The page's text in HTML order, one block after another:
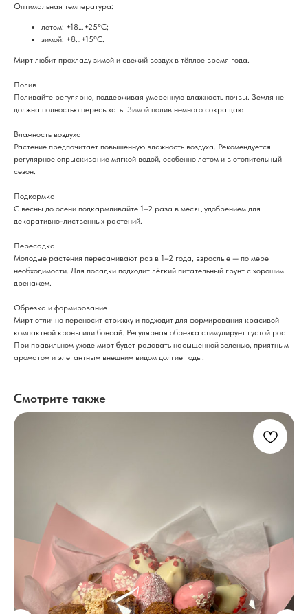
Оптимальная температура:
летом: +18…+25°C;
зимой: +8…+15°C.
Мирт любит прохладу зимой и свежий воздух в тёплое время года.
Полив
Поливайте регулярно, поддерживая умеренную влажность почвы. Земля не
должна полностью пересыхать. Зимой полив немного сокращают.
Влажность воздуха
Растение предпочитает повышенную влажность воздуха. Рекомендуется
регулярное опрыскивание мягкой водой, особенно летом и в отопительный
сезон.
Подкормка
С весны до осени подкармливайте 1–2 раза в месяц удобрением для
декоративно-лиственных растений.
Пересадка
Молодые растения пересаживают раз в 1–2 года, взрослые — по мере
необходимости. Для посадки подходит лёгкий питательный грунт с хорошим
дренажем.
Обрезка и формирование
Мирт отлично переносит стрижку и подходит для формирования красивой
компактной кроны или бонсай. Регулярная обрезка стимулирует густой рост.
При правильном уходе мирт будет радовать насыщенной зеленью, приятным
ароматом и элегантным внешним видом долгие годы.
Смотрите также